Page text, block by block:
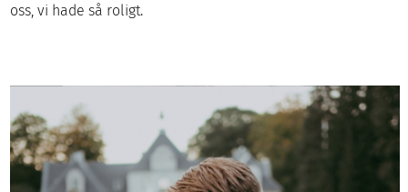
oss, vi hade så roligt.